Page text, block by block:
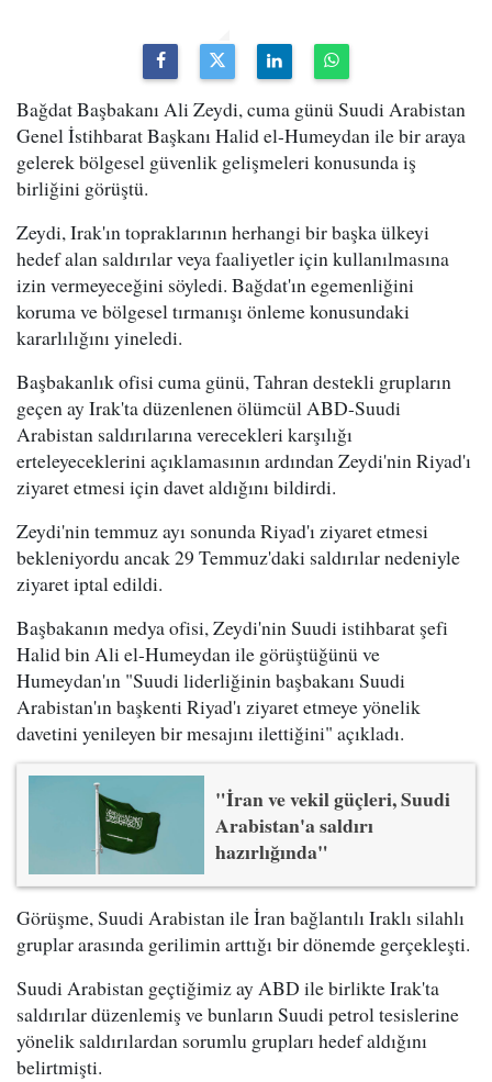
Bağdat Başbakanı Ali Zeydi, cuma günü Suudi Arabistan
Genel İstihbarat Başkanı Halid el-Humeydan ile bir araya
gelerek bölgesel güvenlik gelişmeleri konusunda iş
birliğini görüştü.
Zeydi, Irak'ın topraklarının herhangi bir başka ülkeyi
hedef alan saldırılar veya faaliyetler için kullanılmasına
izin vermeyeceğini söyledi. Bağdat'ın egemenliğini
koruma ve bölgesel tırmanışı önleme konusundaki
kararlılığını yineledi.
Başbakanlık ofisi cuma günü, Tahran destekli grupların
geçen ay Irak'ta düzenlenen ölümcül ABD-Suudi
Arabistan saldırılarına verecekleri karşılığı
erteleyeceklerini açıklamasının ardından Zeydi'nin Riyad'ı
ziyaret etmesi için davet aldığını bildirdi.
Zeydi'nin temmuz ayı sonunda Riyad'ı ziyaret etmesi
bekleniyordu ancak 29 Temmuz'daki saldırılar nedeniyle
ziyaret iptal edildi.
Başbakanın medya ofisi, Zeydi'nin Suudi istihbarat şefi
Halid bin Ali el-Humeydan ile görüştüğünü ve
Humeydan'ın "Suudi liderliğinin başbakanı Suudi
Arabistan'ın başkenti Riyad'ı ziyaret etmeye yönelik
davetini yenileyen bir mesajını ilettiğini" açıkladı.
"İran ve vekil güçleri, Suudi
Arabistan'a saldırı
hazırlığında"
Görüşme, Suudi Arabistan ile İran bağlantılı Iraklı silahlı
gruplar arasında gerilimin arttığı bir dönemde gerçekleşti.
Suudi Arabistan geçtiğimiz ay ABD ile birlikte Irak'ta
saldırılar düzenlemiş ve bunların Suudi petrol tesislerine
yönelik saldırılardan sorumlu grupları hedef aldığını
belirtmişti.